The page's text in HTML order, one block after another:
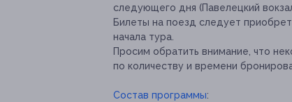
следующего дня (Павелецкий
Билеты на поезд следует
начала тура.
Просим обратить внимание, что
по количеству и времени
Состав программы: